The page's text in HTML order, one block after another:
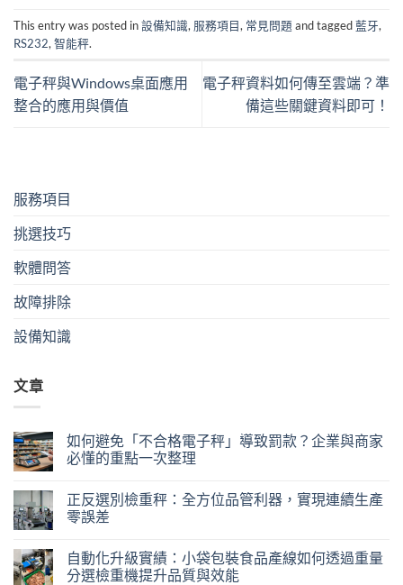
服務項目
挑選技巧
軟體問答
故障排除
設備知識
文章
如何避免「不合格電子秤」導致罰款？企業與商家
必懂的重點一次整理
正反選別檢重秤：全方位品管利器，實現連續生產
零誤差
自動化升級實績：小袋包裝食品產線如何透過重量
分選檢重機提升品質與效能
This entry was posted in設備知識, 服務項目, 常見問題 and tagged藍牙,
RS232, 智能秤.
電子秤與Windows桌面應用
整合的應用與價值
電子秤資料如何傳至雲端？準
備這些關鍵資料即可！